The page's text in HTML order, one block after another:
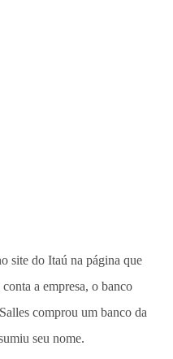
site do Itaú na página que
a empresa, o banco
comprou um banco da
seu nome.